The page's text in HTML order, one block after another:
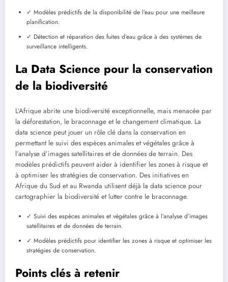
✓ Modèles prédictifs de la disponibilité de l’eau pour une meilleure
planification.
✓ Détection et réparation des fuites d’eau grâce à des systèmes de
surveillance intelligents.
La Data Science pour la conservation
de la biodiversité
L’Afrique abrite une biodiversité exceptionnelle, mais menacée par
la déforestation, le braconnage et le changement climatique. La
data science peut jouer un rôle clé dans la conservation en
permettant le suivi des espèces animales et végétales grâce à
l’analyse d’images satellitaires et de données de terrain. Des
modèles prédictifs peuvent aider à identifier les zones à risque et
à optimiser les stratégies de conservation. Des initiatives en
Afrique du Sud et au Rwanda utilisent déjà la data science pour
cartographier la biodiversité et lutter contre le braconnage.
✓ Suivi des espèces animales et végétales grâce à l’analyse d’images
satellitaires et de données de terrain.
✓ Modèles prédictifs pour identifier les zones à risque et optimiser les
stratégies de conservation.
Points clés à retenir